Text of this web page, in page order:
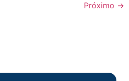
Próximo →